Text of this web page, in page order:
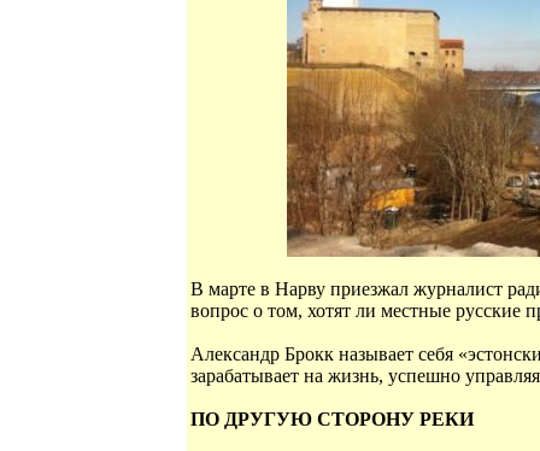
В марте в Нарву приезжал журналист
вопрос о том, хотят ли местные русские
Александр Брокк называет себя
зарабатывает на жизнь, успешно
ПО ДРУГУЮ СТОРОНУ РЕКИ